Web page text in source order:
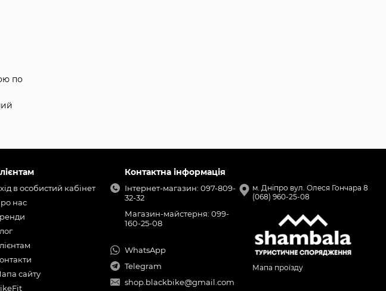
по
в особистий кабінет
нас
сайту
Контактна інформація
Інтернет-магазин: 097-809-
32-32
Магазин-майстерня: 099-
160-25-08
WhatsApp
Telegram
shop.blackbike@gmail.com
м. Дніпро вул. Олеся Гончара 8
(068) 960-25-08
Мапа проїзду